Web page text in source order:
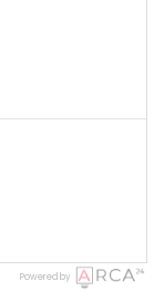
Powered by